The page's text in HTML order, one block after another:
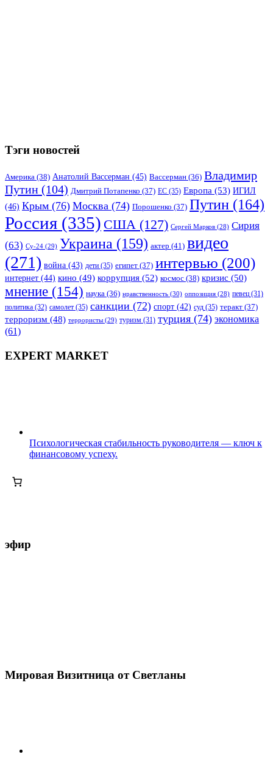
Тэги новостей
Америка (38) Анатолий Вассерман (45) Вассерман (36) Владимир
Путин (104) Дмитрий Потапенко (37) ЕС (35) Европа (53) ИГИЛ
(46) Крым (76) Москва (74) Порошенко (37) Путин (164)
Россия (335) США (127) Сергей Марков (28) Сирия
(63) Су-24 (29) Украина (159) актер (41) видео
(271) война (43) дети (35) египет (37) интервью (200)
интернет (44) кино (49) коррупция (52) космос (38) кризис (50)
мнение (154) наука (36) нравственность (30) оппозиция (28) певец (31)
политика (32) самолет (35) санкции (72) спорт (42) суд (35) теракт (37)
терроризм (48) террористы (29) туризм (31) турция (74) экономика
(61)
EXPERT MARKET
Психологическая стабильность руководителя — ключ к
финансовому успеху.
эфир
Мировая Визитница от Светланы